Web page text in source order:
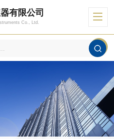
有限公司
Co., Ltd.